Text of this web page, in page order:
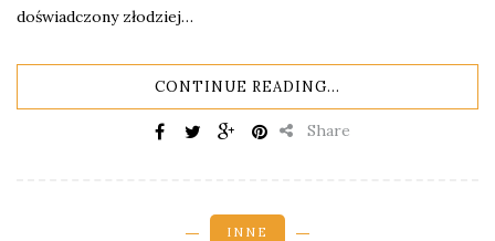
doświadczony złodziej…
CONTINUE READING...
Share
INNE